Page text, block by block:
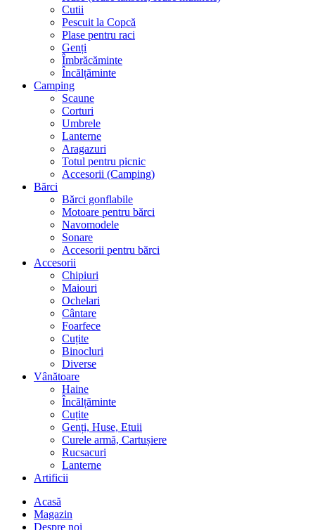
Cutii
Pescuit la Copcă
Plase pentru raci
Genți
Îmbrăcăminte
Încălțăminte
Camping
Scaune
Corturi
Umbrele
Lanterne
Aragazuri
Totul pentru picnic
Accesorii (Camping)
Bărci
Bărci gonflabile
Motoare pentru bărci
Navomodele
Sonare
Accesorii pentru bărci
Accesorii
Chipiuri
Maiouri
Ochelari
Cântare
Foarfece
Cuțite
Binocluri
Diverse
Vânătoare
Haine
Încălțăminte
Cuțite
Genți, Huse, Etuii
Curele armă, Cartușiere
Rucsacuri
Lanterne
Artificii
Acasă
Magazin
Despre noi